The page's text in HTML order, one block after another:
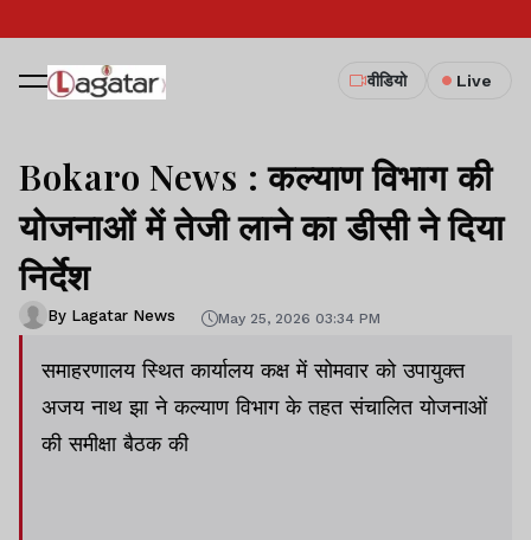
वीडियो Live
Bokaro News : कल्याण विभाग की
योजनाओं में तेजी लाने का डीसी ने दिया
निर्देश
By Lagatar News May 25, 2026 03:34 PM
समाहरणालय स्थित कार्यालय कक्ष में सोमवार को उपायुक्त
अजय नाथ झा ने कल्याण विभाग के तहत संचालित योजनाओं
की समीक्षा बैठक की